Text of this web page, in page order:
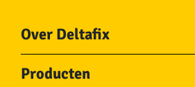
Over Deltafix
Voor gemeentes
Producten